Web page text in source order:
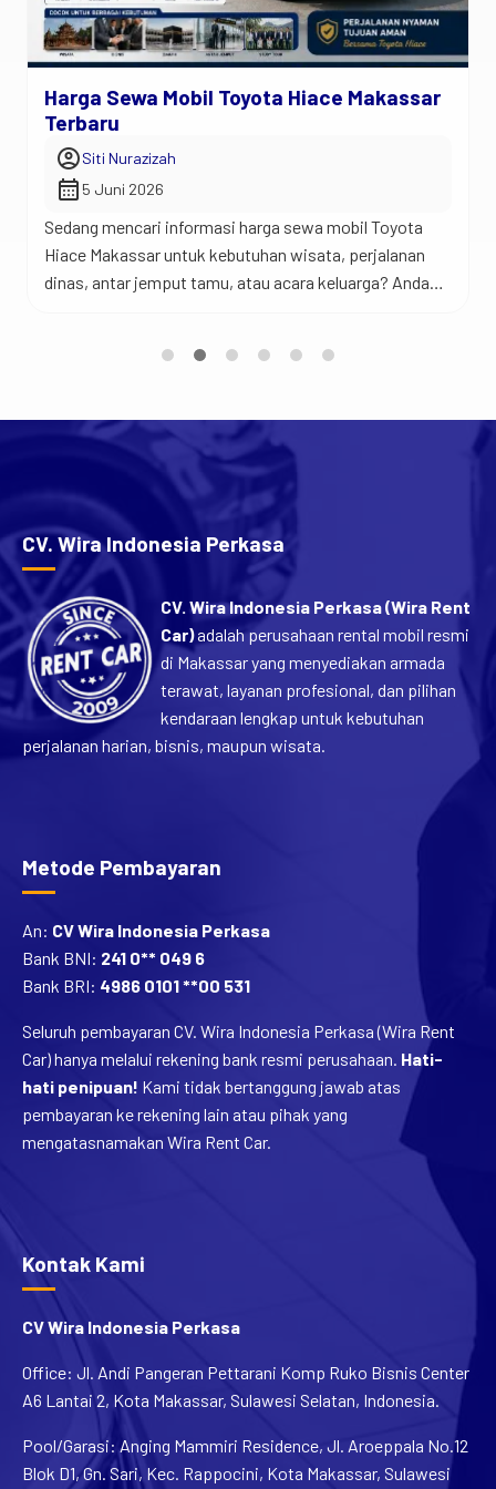
Harga Sewa Mobil Toyota Hiace Makassar
Terbaru
account_circleSiti Nurazizah
calendar_month 5 Juni 2026
Sedang mencari informasi harga sewa mobil Toyota
Hiace Makassar untuk kebutuhan wisata, perjalanan
dinas, antar jemput tamu, atau acara keluarga? Anda
perjalanan rombongan karena menawarkan kabin yang
kenyamanan yang sulit ditandingi mobil keluarga biasa.
CV. Wira Indonesia Perkasa
CV. Wira Indonesia Perkasa (Wira Rent
Car)adalah perusahaan rental mobil resmi
di Makassar yang menyediakan armada
terawat, layanan profesional, dan pilihan
kendaraan lengkap untuk kebutuhan
perjalanan harian, bisnis, maupun wisata.
Metode Pembayaran
An: CV Wira Indonesia Perkasa
Bank BNI: 241 0** 049 6
Bank BRI: 4986 0101 **00 531
Seluruh pembayaran CV. Wira Indonesia Perkasa (Wira Rent
Car) hanya melalui rekening bank resmi perusahaan. Hati-
hati penipuan! Kami tidak bertanggung jawab atas
pembayaran ke rekening lain atau pihak yang
mengatasnamakan Wira Rent Car.
Kontak Kami
CV Wira Indonesia Perkasa
Office: Jl. Andi Pangeran Pettarani Komp Ruko Bisnis Center
A6 Lantai 2, Kota Makassar, Sulawesi Selatan, Indonesia.
Pool/Garasi: Anging Mammiri Residence, Jl. Aroeppala No.12
Blok D1, Gn. Sari, Kec. Rappocini, Kota Makassar, Sulawesi